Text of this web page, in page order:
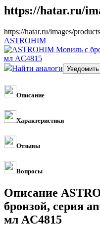
https://hatar.ru/
https://hatar.ru/images/
ASTROHIM
Найти аналоги
Описание
Характеристики
Отзывы
Вопросы
Описание
бронзой, серия
мл AC4815